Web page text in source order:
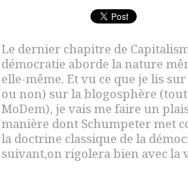
Le dernier chapitre de
démocratie aborde la nature
elle-même. Et vu ce que je lis
ou non) sur la blogosphère
MoDem), je vais me faire un
manière dont Schumpeter met
la doctrine classique de la
suivant,on rigolera bien avec la